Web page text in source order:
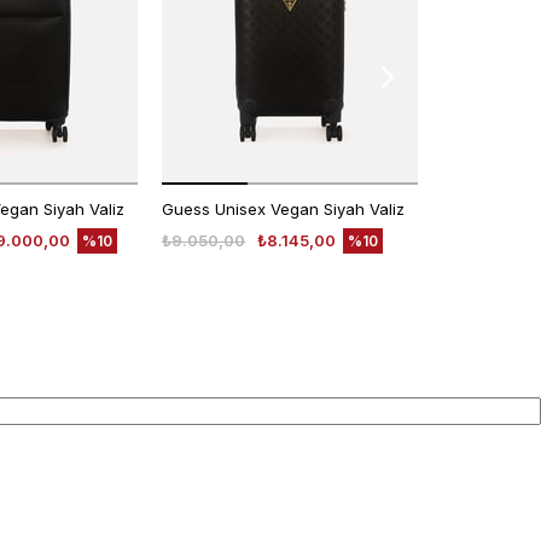
Siyah Valiz
%10
Guess Unisex Vegan Siyah Valiz
₺8.145,00
₺9.050,00 %10